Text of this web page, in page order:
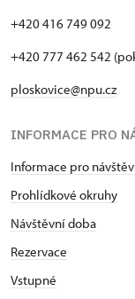
+420 416 749 092
+420 777 462 542
ploskovice@npu.cz
INFORMACE PRO
Informace pro
Prohlídkové okruhy
Návštěvní doba
Rezervace
Vstupné